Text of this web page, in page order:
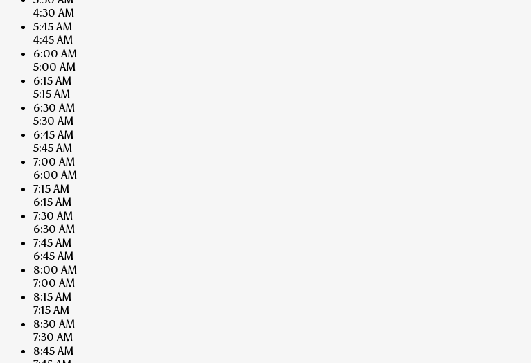
4:30 AM
5:45 AM
4:45 AM
6:00 AM
5:00 AM
6:15 AM
5:15 AM
6:30 AM
5:30 AM
6:45 AM
5:45 AM
7:00 AM
6:00 AM
7:15 AM
6:15 AM
7:30 AM
6:30 AM
7:45 AM
6:45 AM
8:00 AM
7:00 AM
8:15 AM
7:15 AM
8:30 AM
7:30 AM
8:45 AM